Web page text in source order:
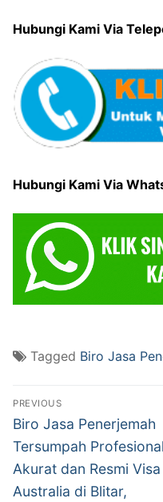
Hubungi Kami Via
Hubungi Kami Via
Tagged Biro Jasa
Post
navigation
PREVIOUS
Previous
post:
Biro Jasa Penerjemah
Tersumpah Profesional
Akurat dan Resmi Visa
Australia di Blitar,